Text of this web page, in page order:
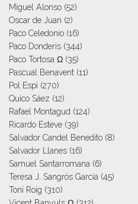
Miguel Alonso (52)
Oscar de Juan (2)
Paco Celedonio (16)
Paco Donderis (344)
Paco Tortosa Ω (35)
Pascual Benavent (11)
Pol Espi (270)
Quico Sáez (12)
Rafael Montagud (124)
Ricardo Esteve (39)
Salvador Candel Benedito (8)
Salvador Llanes (16)
Samuel Santarromana (6)
Teresa J. Sangrós García (45)
Toni Roig (310)